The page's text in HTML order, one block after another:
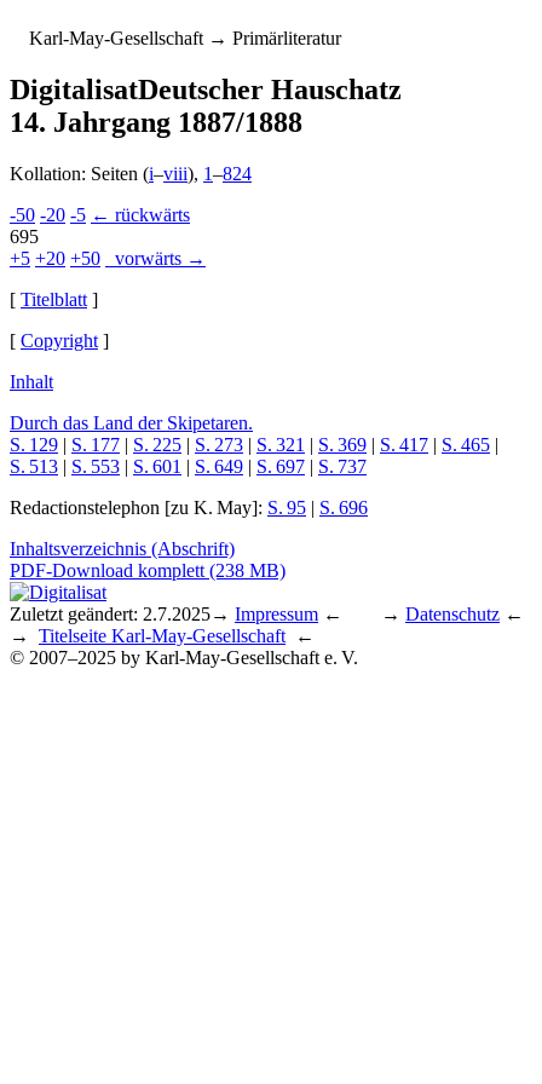
Karl-May-Gesellschaft → Primärliteratur
DigitalisatDeutscher Hauschatz
14. Jahrgang 1887/1888
Kollation: Seiten (i–viii), 1–824
-50 -20 -5 ← rückwärts
695
+5 +20 +50
vorwärts →
[ Titelblatt ]
[ Copyright ]
Inhalt
Durch das Land der Skipetaren.
S. 129 | S. 177 | S. 225 | S. 273 | S. 321 | S. 369 | S. 417 | S. 465 |
S. 513 | S. 553 | S. 601 | S. 649 | S. 697 | S. 737
Redactionstelephon [zu K. May]: S. 95 | S. 696
Inhaltsverzeichnis (Abschrift)
PDF-Download komplett (238 MB)
Zuletzt geändert: 2.7.2025→ Impressum ← → Datenschutz ←
→ Titelseite Karl-May-Gesellschaft ←
© 2007–2025 by Karl-May-Gesellschaft e. V.